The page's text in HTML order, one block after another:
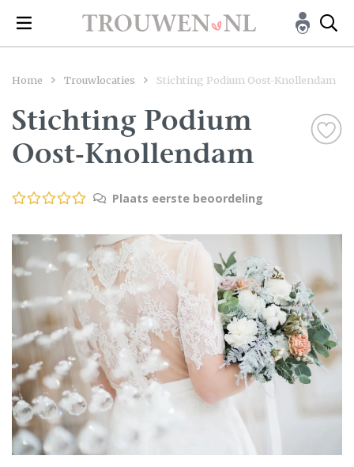
Home Trouwlocaties Stichting Podium Oost-Knollendam
Stichting Podium
Oost-Knollendam
Plaats eerste beoordeling